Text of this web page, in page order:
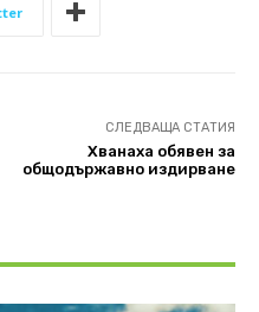
СЛЕДВАЩА СТАТИЯ
Хванаха обявен за
общодържавно издирване